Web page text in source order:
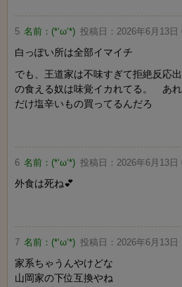
5 名前： (*‘ω‘*) 投稿日： 2026年6月13日
白っぽい所は全部イマイチ
でも、王道家は不味すぎて拒絶反応
の食える奴は味覚イカれてる。 あ
だけ塩辛いもの買ってるんだろ
6 名前： (*‘ω‘*) 投稿日： 2026年6月13日
外食は死ね💕
7 名前： (*‘ω‘*) 投稿日： 2026年6月13日
家系ちゃうんやけどな
山岡家の下位互換やね